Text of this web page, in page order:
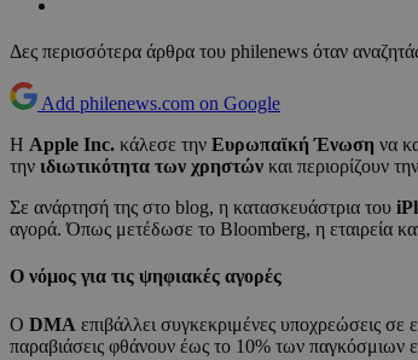
Δες περισσότερα άρθρα του philenews όταν
Add philenews.com on Google
Η Apple Inc. κάλεσε την Ευρωπαϊκή Ένωση να
την ιδιωτικότητα των χρηστών και περιορίζουν την
Σε ανάρτησή της στο blog, η κατασκευάστρια του
αγορά. Όπως μετέδωσε το Bloomberg, η εταιρεία
Ο νόμος για τις ψηφιακές αγορές
Ο DMA επιβάλλει συγκεκριμένες υποχρεώσεις σε
παραβιάσεις φθάνουν έως το 10% των